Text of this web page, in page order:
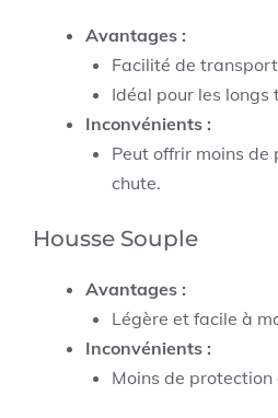
Avantages :
Facilité de
Idéal pour les longs
Inconvénients :
Peut offrir moins de
chute.
Housse Souple
Avantages :
Légère et facile à
Inconvénients :
Moins de